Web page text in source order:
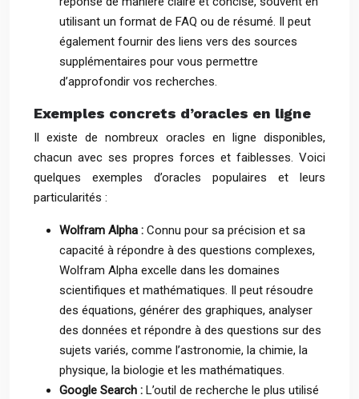
utilisant un format de FAQ ou de résumé. Il peut
également fournir des liens vers des sources
supplémentaires pour vous permettre
d’approfondir vos recherches.
Exemples concrets d’oracles en ligne
Il existe de nombreux oracles en ligne disponibles,
chacun avec ses propres forces et faiblesses. Voici
quelques exemples d’oracles populaires et leurs
particularités :
Wolfram Alpha : Connu pour sa précision et sa
capacité à répondre à des questions complexes,
Wolfram Alpha excelle dans les domaines
scientifiques et mathématiques. Il peut résoudre
des équations, générer des graphiques, analyser
des données et répondre à des questions sur des
sujets variés, comme l’astronomie, la chimie, la
physique, la biologie et les mathématiques.
Google Search : L’outil de recherche le plus utilisé